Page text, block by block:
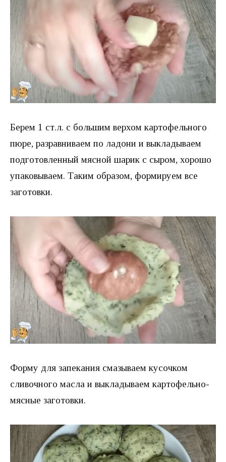
Берем 1 ст.л. с большим верхом картофельного
пюре, разравниваем по ладони и выкладываем
подготовленный мясной шарик с сыром, хорошо
упаковываем. Таким образом, формируем все
заготовки.
Форму для запекания смазываем кусочком
сливочного масла и выкладываем картофельно-
мясные заготовки.